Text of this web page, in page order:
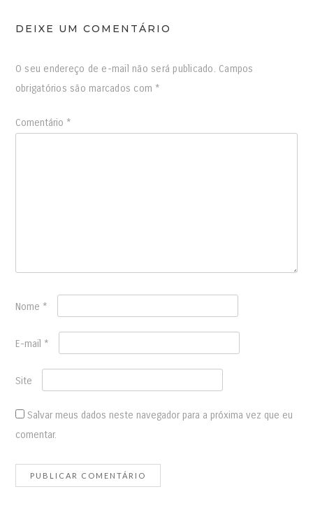
DEIXE UM COMENTÁRIO
O seu endereço de e-mail não será publicado. Campos
obrigatórios são marcados com *
Comentário *
Nome *
E-mail *
Site
Salvar meus dados neste navegador para a próxima vez que eu
comentar.